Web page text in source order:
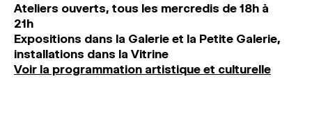
Ateliers ouverts, tous les mercredis de 18h à
21h
Expositions dans la Galerie et la Petite Galerie,
installations dans la Vitrine
Voir la programmation artistique et culturelle